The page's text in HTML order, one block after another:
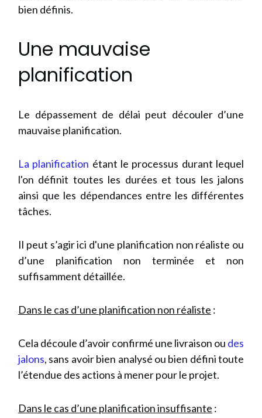
bien définis.
Une mauvaise
planification
Le dépassement de délai peut découler d’une
mauvaise planification.
La planification étant le processus durant lequel
l'on définit toutes les durées et tous les jalons
ainsi que les dépendances entre les différentes
tâches.
Il peut s’agir ici d'une planification non réaliste ou
d’une planification non terminée et non
suffisamment détaillée.
Dans le cas d’une planification non réaliste :
Cela découle d’avoir confirmé une livraison ou des
jalons, sans avoir bien analysé ou bien défini toute
l’étendue des actions à mener pour le projet.
Dans le cas d’une planification insuffisante :